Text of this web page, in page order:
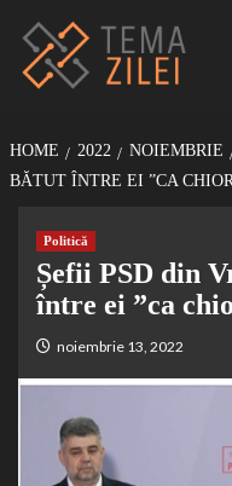
conținut
HOME 2022 NOIEMBRIE
BĂTUT ÎNTRE EI ”CA
Politică
Șefii PSD din
între ei ”ca
noiembrie 13, 2022